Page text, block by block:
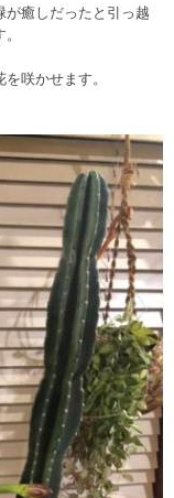
が癒しだったと引っ越
咲かせます。